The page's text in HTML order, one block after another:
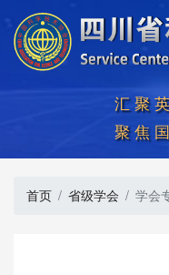
汇聚
聚焦
首页 省级学会 学会